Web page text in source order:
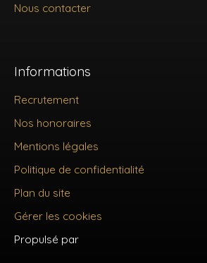
Nous contacter
Informations
Recrutement
Nos honoraires
Mentions légales
Politique de confidentialité
Plan du site
Gérer les cookies
Propulsé par